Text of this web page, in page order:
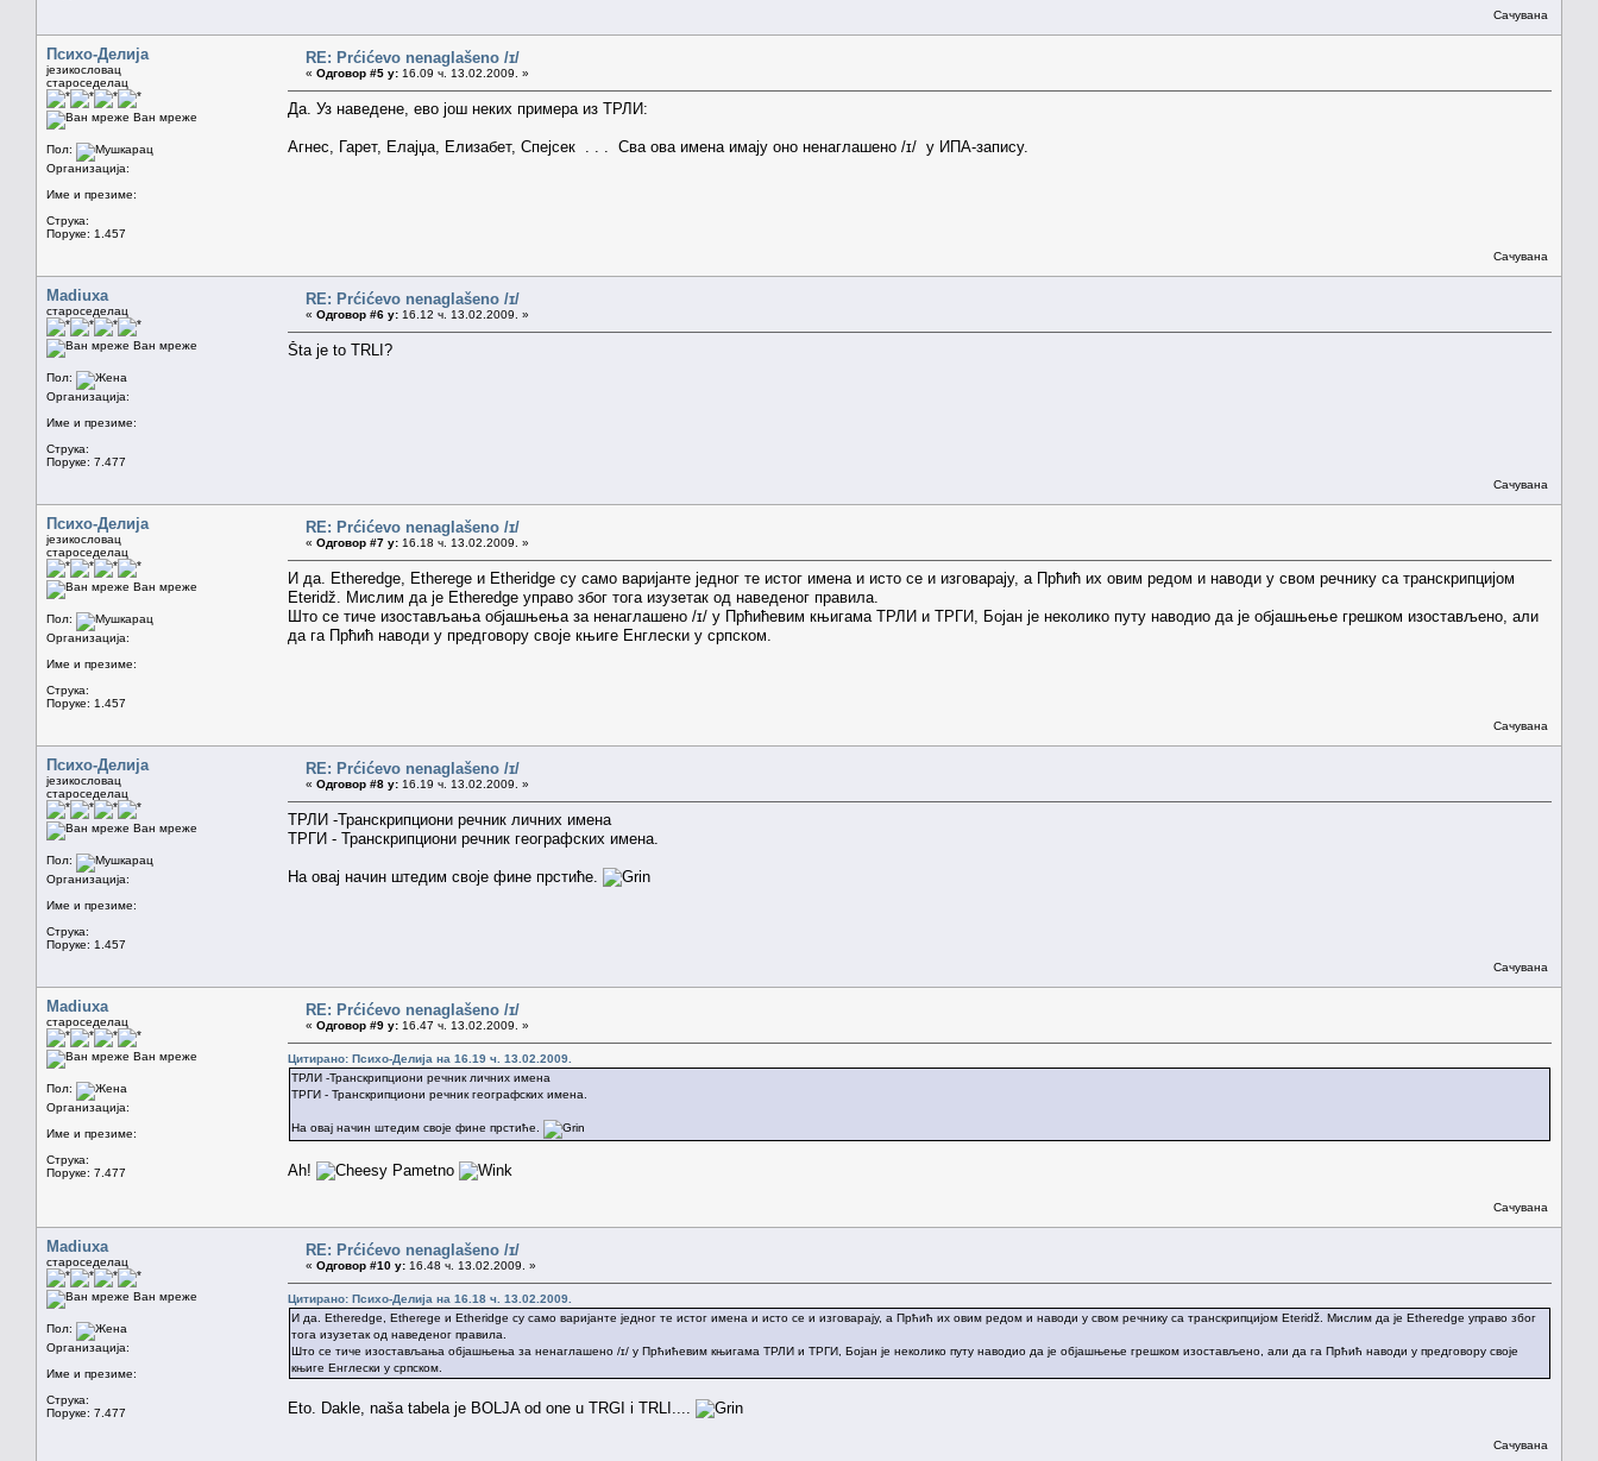
Сачувана
Психо-Делија
језикословац
староседелац
Ван мреже
Пол:
Организација:
Име и презиме:
Струка:
Поруке: 1.457
RE: Prćićevo nenaglašeno /ɪ/
« Одговор #5 у: 16.09 ч. 13.02.2009. »
Да. Уз наведене, ево још неких примера из ТРЛИ:
Агнес, Гарет, Елајџа, Елизабет, Спејсек . . . Сва ова имена имају оно ненаглашено /ɪ/ у ИПА-запису.
Сачувана
Madiuxa
староседелац
Ван мреже
Пол:
Организација:
Име и презиме:
Струка:
Поруке: 7.477
RE: Prćićevo nenaglašeno /ɪ/
« Одговор #6 у: 16.12 ч. 13.02.2009. »
Šta je to TRLI?
Сачувана
Психо-Делија
језикословац
староседелац
Ван мреже
Пол:
Организација:
Име и презиме:
Струка:
Поруке: 1.457
RE: Prćićevo nenaglašeno /ɪ/
« Одговор #7 у: 16.18 ч. 13.02.2009. »
И да. Etheredge, Etherege и Etheridge су само варијанте једног те истог имена и исто се и изговарају, а Прћић их овим редом и наводи у свом речнику са транскрипцијом
Eteridž. Мислим да је Etheredge управо због тога изузетак од наведеног правила.
Што се тиче изостављања објашњења за ненаглашено /ɪ/ у Прћићевим књигама ТРЛИ и ТРГИ, Бојан је неколико путу наводио да је објашњење грешком изостављено, али
да га Прћић наводи у предговору своје књиге Енглески у српском.
Сачувана
Психо-Делија
језикословац
староседелац
Ван мреже
Пол:
Организација:
Име и презиме:
Струка:
Поруке: 1.457
RE: Prćićevo nenaglašeno /ɪ/
« Одговор #8 у: 16.19 ч. 13.02.2009. »
ТРЛИ -Транскрипциони речник личних имена
ТРГИ - Транскрипциони речник географских имена.
На овај начин штедим своје фине прстиће.
Сачувана
Madiuxa
староседелац
Ван мреже
Пол:
Организација:
Име и презиме:
Струка:
Поруке: 7.477
RE: Prćićevo nenaglašeno /ɪ/
« Одговор #9 у: 16.47 ч. 13.02.2009. »
Цитирано: Психо-Делија на 16.19 ч. 13.02.2009.
ТРЛИ -Транскрипциони речник личних имена
ТРГИ - Транскрипциони речник географских имена.
На овај начин штедим своје фине прстиће.
Ah! Pametno
Сачувана
Madiuxa
староседелац
Ван мреже
Пол:
Организација:
Име и презиме:
Струка:
Поруке: 7.477
RE: Prćićevo nenaglašeno /ɪ/
« Одговор #10 у: 16.48 ч. 13.02.2009. »
Цитирано: Психо-Делија на 16.18 ч. 13.02.2009.
И да. Etheredge, Etherege и Etheridge су само варијанте једног те истог имена и исто се и изговарају, а Прћић их овим редом и наводи у свом речнику са транскрипцијом Eteridž. Мислим да је Etheredge управо због
тога изузетак од наведеног правила.
Што се тиче изостављања објашњења за ненаглашено /ɪ/ у Прћићевим књигама ТРЛИ и ТРГИ, Бојан је неколико путу наводио да је објашњење грешком изостављено, али да га Прћић наводи у предговору своје
књиге Енглески у српском.
Eto. Dakle, naša tabela je BOLJA od one u TRGI i TRLI....
Сачувана